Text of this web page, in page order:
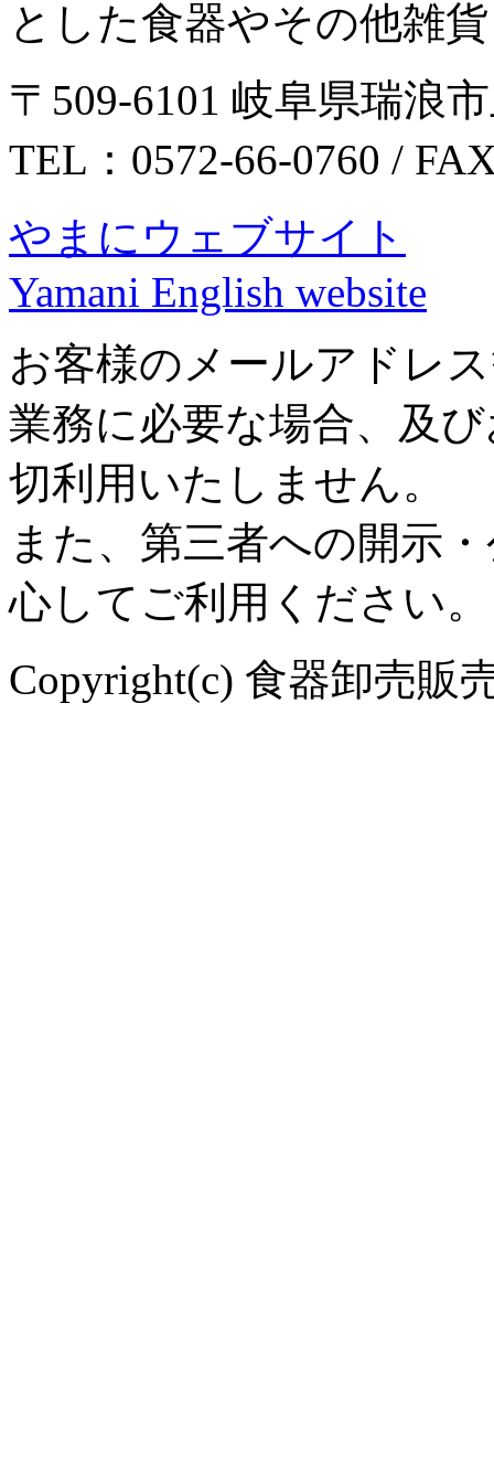
とした食器やその他雑貨
〒509-6101 岐阜県瑞浪
TEL：0572-66-0760 /
やまにウェブサイト
Yamani English website
お客様のメールアドレ
業務に必要な場合、及
切利用いたしません。
また、第三者への開示
心してご利用ください。
Copyright(c) 食器卸売販